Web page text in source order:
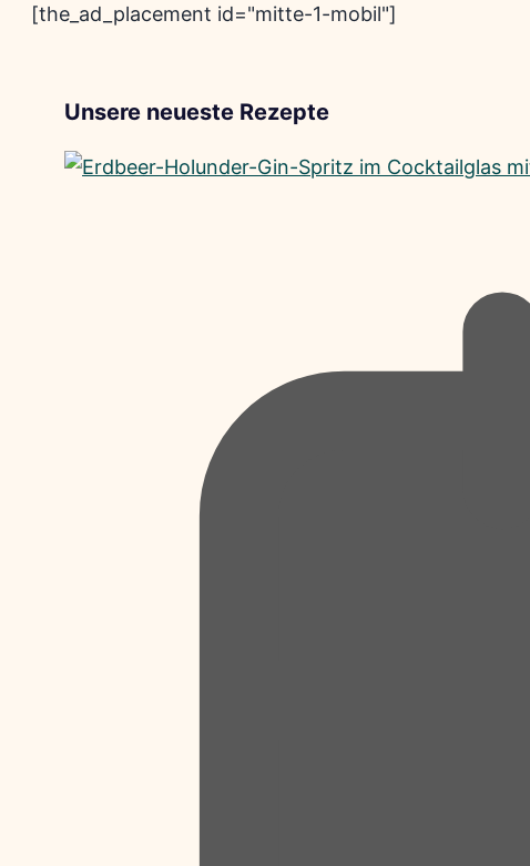
[the_ad_placement id="mitte-1-mobil"]
Unsere neueste Rezepte